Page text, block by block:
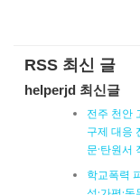
RSS 최신 글
helperjd 최신글
전주 천안
구제 대응
문·탄원서
학교폭력